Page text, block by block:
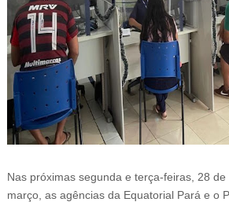
Nas próximas segunda e terça-feiras, 28 de
março, as agências da Equatorial Pará e o